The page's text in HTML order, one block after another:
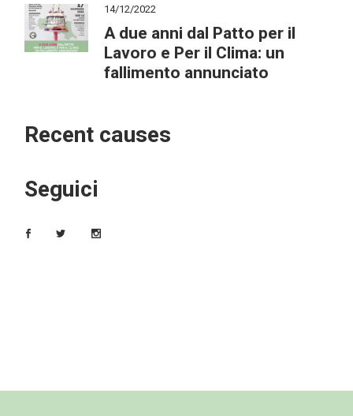
14/12/2022
A due anni dal Patto per il
Lavoro e Per il Clima: un
fallimento annunciato
Recent causes
Seguici